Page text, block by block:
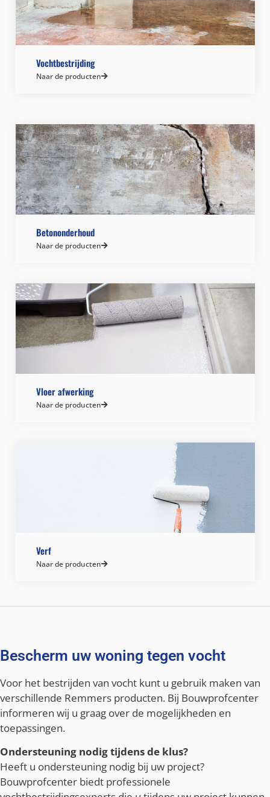
Vochtbestrijding
Naar de producten
Betononderhoud
Naar de producten
Vloer afwerking
Naar de producten
Verf
Naar de producten
Bescherm uw woning tegen vocht
Voor het bestrijden van vocht kunt u gebruik maken van
verschillende Remmers producten. Bij Bouwprofcenter
informeren wij u graag over de mogelijkheden en
toepassingen.
Ondersteuning nodig tijdens de klus?
Heeft u ondersteuning nodig bij uw project?
Bouwprofcenter biedt professionele